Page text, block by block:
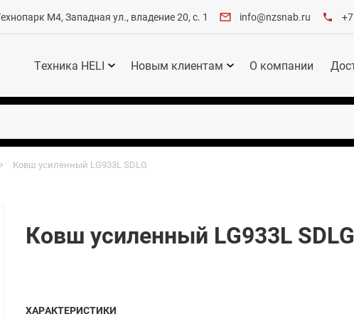
М4, Западная ул., владение 20, с. 1 info@nzsnab.ru
Техника HELI Новым клиентам О компании
Ковш усиленный LG933L SDLG
Ковш усиленный LG933L SDLG
ХАРАКТЕРИСТИКИ